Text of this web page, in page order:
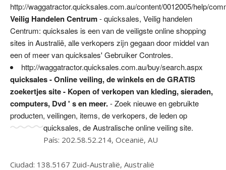
http://waggatractor.quicksales.com.au/content/0012005/help/
Veilig Handelen Centrum- quicksales, Veilig handelen
Centrum: quicksales is een van de veiligste online shopping
sites in Australië, alle verkopers zijn gegaan door middel van
een of meer van quicksales' Gebruiker Controles.
http://waggatractor.quicksales.com.au/buy/search.aspx
quicksales - Online veiling, de winkels en de GRATIS
zoekertjes site - Kopen of verkopen van kleding, sieraden,
computers, Dvd ' s en meer.- Zoek nieuwe en gebruikte
producten, veilingen, items, de verkopers, de leden op
quicksales, de Australische online veiling site.
País: 202.58.52.214, Oceanië, AU
Ciudad: 138.5167 Zuid-Australië, Australië